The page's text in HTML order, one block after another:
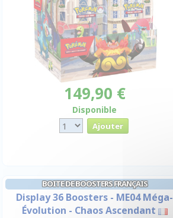
149,90 €
Disponible
BOITE DE BOOSTERS FRANÇAIS
Display 36 Boosters - ME04 Méga-
Évolution - Chaos Ascendant